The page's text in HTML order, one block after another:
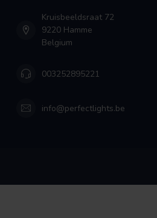
Kruisbeeldsraat 72
9220 Hamme
Belgium
003252895221
info@perfectlights.be